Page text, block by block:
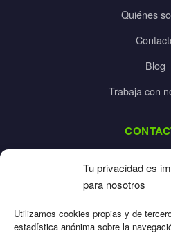
Tu privacidad es
para nosotros
Utilizamos cookies propias y de
estadística anónima sobre la
Quiénes
Blog
Trabaja con
925 532